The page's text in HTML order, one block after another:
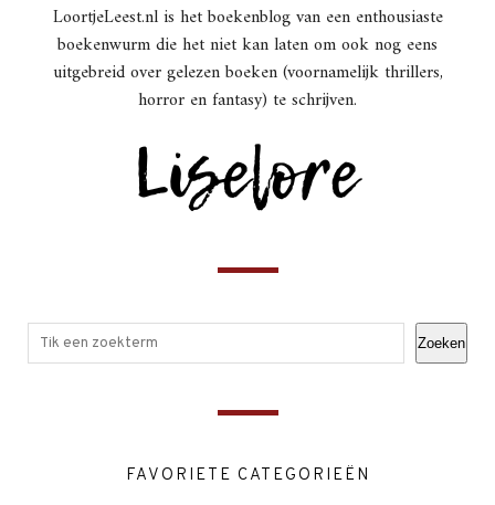
LoortjeLeest.nl is het boekenblog van een enthousiaste
boekenwurm die het niet kan laten om ook nog eens
uitgebreid over gelezen boeken (voornamelijk thrillers,
horror en fantasy) te schrijven.
Zoeken
FAVORIETE CATEGORIEËN